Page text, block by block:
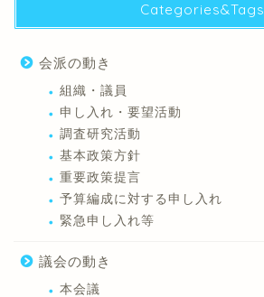
Categories&Tags
会派の動き
組織・議員
申し入れ・要望活動
調査研究活動
基本政策方針
重要政策提言
予算編成に対する申し入れ
緊急申し入れ等
議会の動き
本会議